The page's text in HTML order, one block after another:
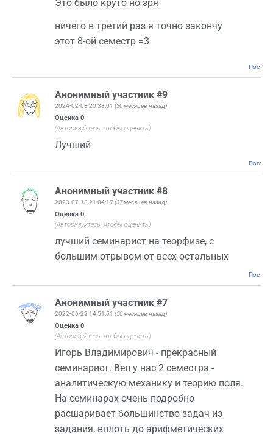
Это было круто но зря
ничего в третий раз я точно закончу
этот 8-ой семестр =3
Анонимный участник #9
2024-02-03 20:38:01 (30 месяцев назад)
Оценка 0
(Авторизуйтесь, чтобы оценить)
Лучший
Анонимный участник #8
2023-07-18 21:04:17 (37 месяцев назад)
Оценка 0
(Авторизуйтесь, чтобы оценить)
лучший семинарист на теорфизе, с
большим отрывом от всех остальных
Анонимный участник #7
2022-06-22 14:51:51 (50 месяцев назад)
Оценка 0
(Авторизуйтесь, чтобы оценить)
Игорь Владимирович - прекрасный
семинарист. Вел у нас 2 семестра -
аналитическую механику и теорию поля.
На семинарах очень подробно
расшаривает большинство задач из
задания, вплоть до арифметических